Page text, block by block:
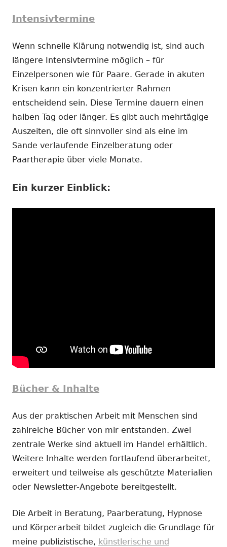
Intensivtermine
Wenn schnelle Klärung notwendig ist, sind auch
längere Intensivtermine möglich – für
Einzelpersonen wie für Paare. Gerade in akuten
Krisen kann ein konzentrierter Rahmen
entscheidend sein. Diese Termine dauern einen
halben Tag oder länger. Es gibt auch mehrtägige
Auszeiten, die oft sinnvoller sind als eine im
Sande verlaufende Einzelberatung oder
Paartherapie über viele Monate.
Ein kurzer Einblick:
Bücher & Inhalte
Aus der praktischen Arbeit mit Menschen sind
zahlreiche Bücher von mir entstanden. Zwei
zentrale Werke sind aktuell im Handel erhältlich.
Weitere Inhalte werden fortlaufend überarbeitet,
erweitert und teilweise als geschützte Materialien
oder Newsletter-Angebote bereitgestellt.
Die Arbeit in Beratung, Paarberatung, Hypnose
und Körperarbeit bildet zugleich die Grundlage für
meine publizistische, künstlerische und